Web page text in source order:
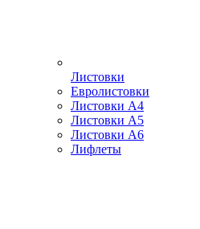
Листовки
Евролистовки
Листовки А4
Листовки А5
Листовки А6
Лифлеты